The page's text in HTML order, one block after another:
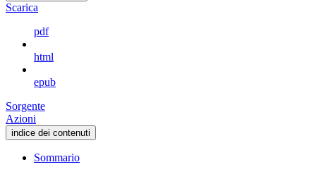
Scarica
pdf
html
epub
Sorgente
Azioni
indice dei contenuti
Sommario